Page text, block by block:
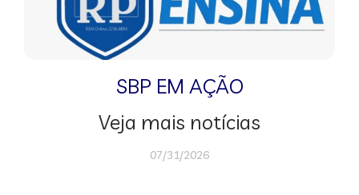
SBP EM AÇÃO
Veja mais notícias
07/31/2026